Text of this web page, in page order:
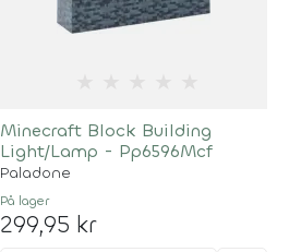
Minecraft Block Building
Light/Lamp - Pp6596Mcf
Paladone
På lager
299,95 kr